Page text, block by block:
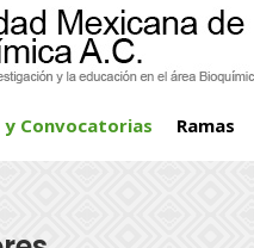
y Convocatorias Ramas